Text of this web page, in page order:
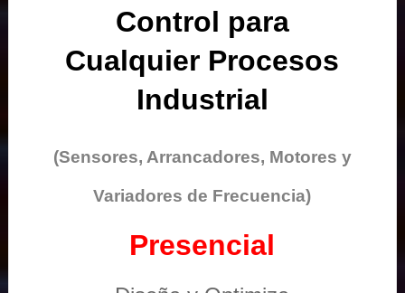
Control para
Cualquier Procesos
Industrial
(Sensores, Arrancadores, Motores y
Variadores de Frecuencia)
Presencial